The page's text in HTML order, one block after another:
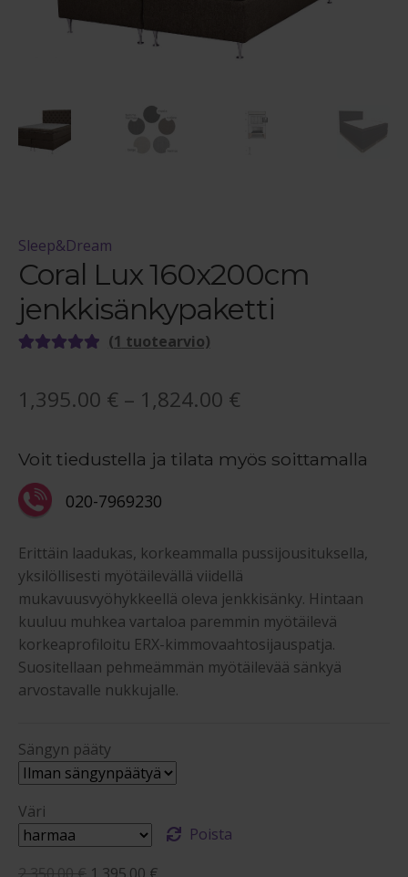
Sleep&Dream
Coral Lux 160x200cm
jenkkisänkypaketti
perustuen
arvotukseen.
(1 tuotearvio)
1,395.00 € – 1,824.00 €
-
Voit tiedustella ja tilata myös soittamalla
020-7969230
Erittäin laadukas, korkeammalla pussijousituksella,
yksilöllisesti myötäilevällä viidellä
mukavuusvyöhykkeellä oleva jenkkisänky. Hintaan
kuuluu muhkea vartaloa paremmin myötäilevä
korkeaprofiloitu ERX-kimmovaahtosijauspatja.
Suositellaan pehmeämmän myötäilevää sänkyä
arvostavalle nukkujalle.
Sängyn pääty
Väri
Poista
Alkuperäinen